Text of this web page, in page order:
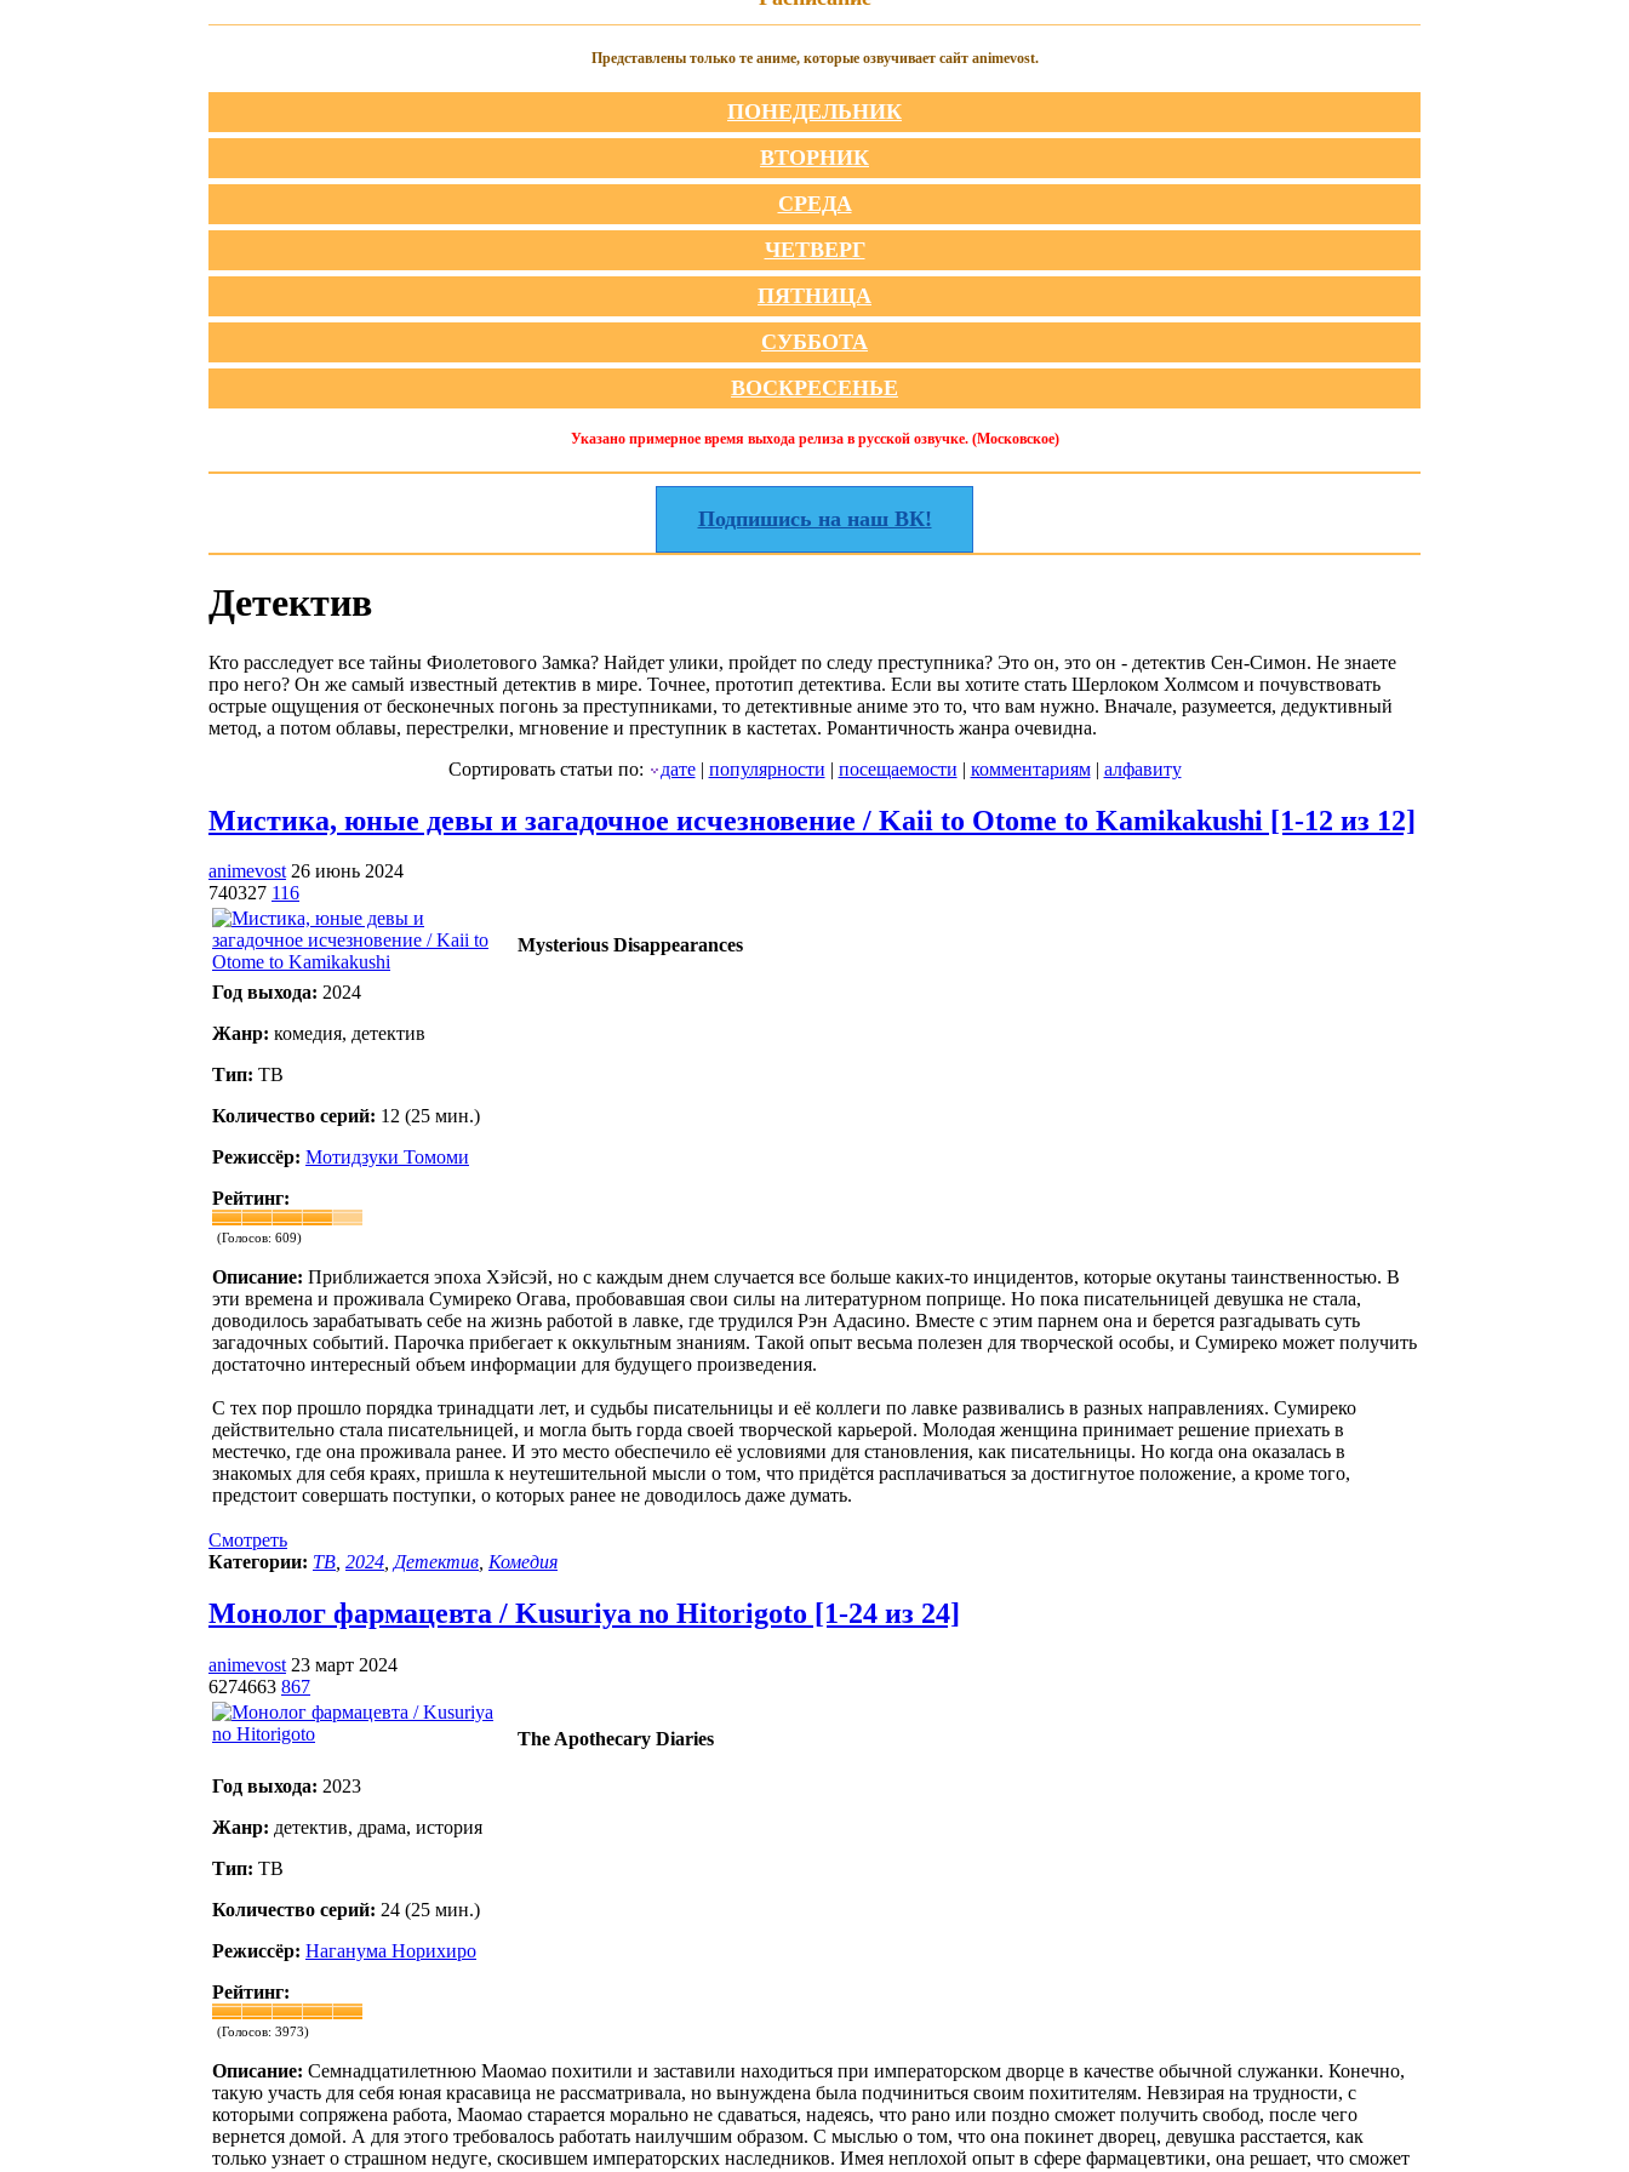
Представлены только те аниме, которые озвучивает сайт animevost.
ПОНЕДЕЛЬНИК
ВТОРНИК
СРЕДА
ЧЕТВЕРГ
ПЯТНИЦА
СУББОТА
ВОСКРЕСЕНЬЕ
Указано примерное время выхода релиза в русской озвучке. (Московское)
Подпишись на наш ВК!
Детектив
Кто расследует все тайны Фиолетового Замка? Найдет улики, пройдет по следу преступника? Это он, это он - детектив Сен-Симон. Не знаете
про него? Он же самый известный детектив в мире. Точнее, прототип детектива. Если вы хотите стать Шерлоком Холмсом и почувствовать
острые ощущения от бесконечных погонь за преступниками, то детективные аниме это то, что вам нужно. Вначале, разумеется, дедуктивный
метод, а потом облавы, перестрелки, мгновение и преступник в кастетах. Романтичность жанра очевидна.
Сортировать статьи по:
дате| популярности | посещаемости | комментариям| алфавиту
Мистика, юные девы и загадочное исчезновение / Kaii to Otome to Kamikakushi [1-12 из 12]
animevost 26 июнь 2024
740327 116
Mysterious Disappearances
Год выхода: 2024
Жанр: комедия, детектив
Тип: ТВ
Количество серий: 12 (25 мин.)
Режиссёр: Мотидзуки Томоми
Рейтинг:
(Голосов: 609)
Описание: Приближается эпоха Хэйсэй, но с каждым днем случается все больше каких-то инцидентов, которые окутаны таинственностью. В
эти времена и проживала Сумиреко Огава, пробовавшая свои силы на литературном поприще. Но пока писательницей девушка не стала,
доводилось зарабатывать себе на жизнь работой в лавке, где трудился Рэн Адасино. Вместе с этим парнем она и берется разгадывать суть
загадочных событий. Парочка прибегает к оккультным знаниям. Такой опыт весьма полезен для творческой особы, и Сумиреко может получить
достаточно интересный объем информации для будущего произведения.
С тех пор прошло порядка тринадцати лет, и судьбы писательницы и её коллеги по лавке развивались в разных направлениях. Сумиреко
действительно стала писательницей, и могла быть горда своей творческой карьерой. Молодая женщина принимает решение приехать в
местечко, где она проживала ранее. И это место обеспечило её условиями для становления, как писательницы. Но когда она оказалась в
знакомых для себя краях, пришла к неутешительной мысли о том, что придётся расплачиваться за достигнутое положение, а кроме того,
предстоит совершать поступки, о которых ранее не доводилось даже думать.
Смотреть
Категории: ТВ, 2024,Детектив, Комедия
Монолог фармацевта / Kusuriya no Hitorigoto [1-24 из 24]
animevost 23 март 2024
6274663 867
The Apothecary Diaries
Год выхода: 2023
Жанр: детектив, драма, история
Тип: ТВ
Количество серий: 24 (25 мин.)
Режиссёр: Наганума Норихиро
Рейтинг:
(Голосов: 3973)
Описание: Семнадцатилетнюю Маомао похитили и заставили находиться при императорском дворце в качестве обычной служанки. Конечно,
такую участь для себя юная красавица не рассматривала, но вынуждена была подчиниться своим похитителям. Невзирая на трудности, с
которыми сопряжена работа, Маомао старается морально не сдаваться, надеясь, что рано или поздно сможет получить свобод, после чего
вернется домой. А для этого требовалось работать наилучшим образом. С мыслью о том, что она покинет дворец, девушка расстается, как
только узнает о страшном недуге, скосившем императорских наследников. Имея неплохой опыт в сфере фармацевтики, она решает, что сможет